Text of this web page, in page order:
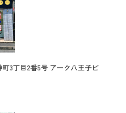
3丁目2番5号 アーク八王子ビ